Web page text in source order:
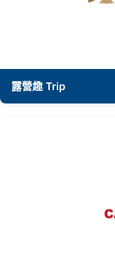
露營趣 Trip